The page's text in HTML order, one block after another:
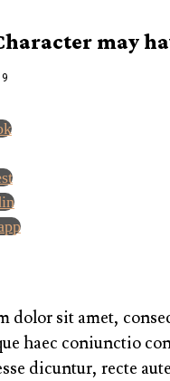
may
dolor sit amet,
haec coniunctio
dicuntur, recte